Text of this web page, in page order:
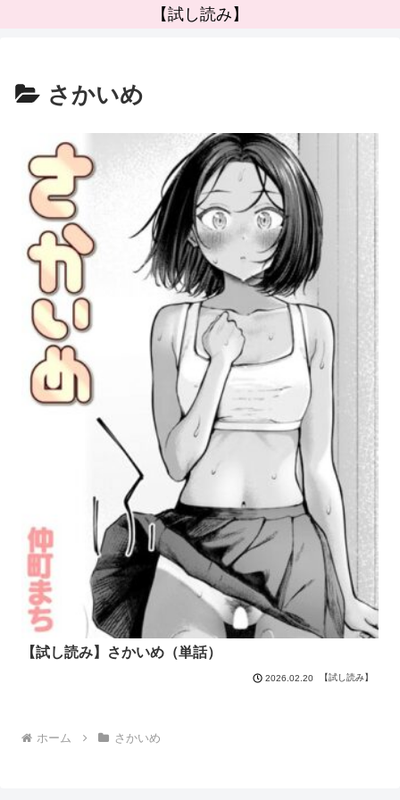
【試し読み】
さかいめ
【試し読み】さかいめ（単話）
2026.02.20 【試し読み】
ホーム さかいめ